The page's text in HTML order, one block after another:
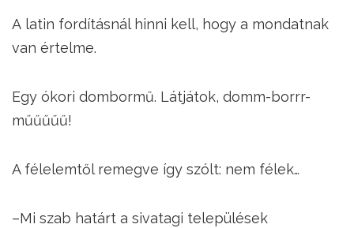
A latin fordításnál hinni kell, hogy a mondatnak
van értelme.
Egy ókori dombormű. Látjátok, domm-borrr-
műűűűű!
A félelemtől remegve így szólt: nem félek…
–Mi szab határt a sivatagi települések